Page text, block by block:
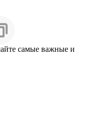
самые важные и